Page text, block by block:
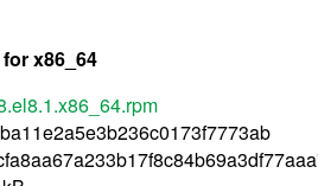
x86_64